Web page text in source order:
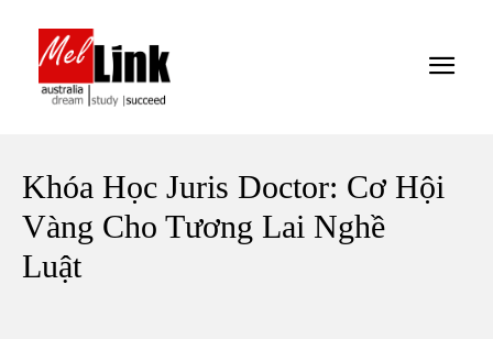
Khóa Học Juris Doctor: Cơ Hội
Vàng Cho Tương Lai Nghề
Luật